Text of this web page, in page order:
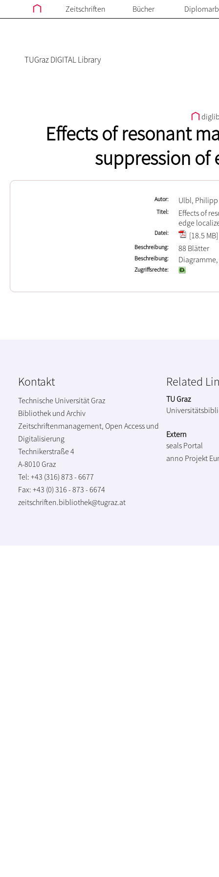
Zeitschriften Bücher
TUGraz DIGITAL Library
Effects of resonant
suppression of
Autor Ulbl, Philipp
Titel
Effects of
edge
Datei [18.5 MB]
Beschreibung 88 Blätter
Beschreibung
Zugriffsrechte
Kontakt
Technische Universität Graz
Bibliothek und Archiv
Zeitschriftenmanagement, Open Access und
Digitalisierung
Technikerstraße 4
A-8010 Graz
Tel: +43 (316) 873 - 6677
Fax: +43 (0) 316 - 873 - 6674
zeitschriften.bibliothek@tugraz.at
Related
TU Graz
Extern
seals Portal
anno Projekt